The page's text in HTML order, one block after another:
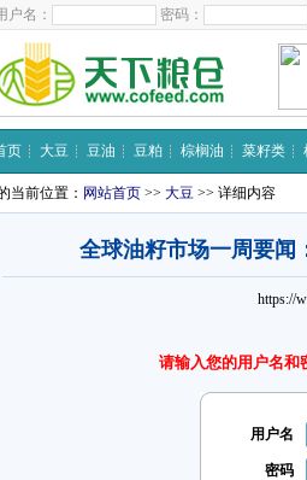
户名： 密码：
页 大豆 豆油 豆粕 棕榈油 菜籽类
当前位置： 网站首页 >> 大豆 >> 详细内容
全球油籽市场一周要闻
https://
请输入您的用户名和
用户名
密码